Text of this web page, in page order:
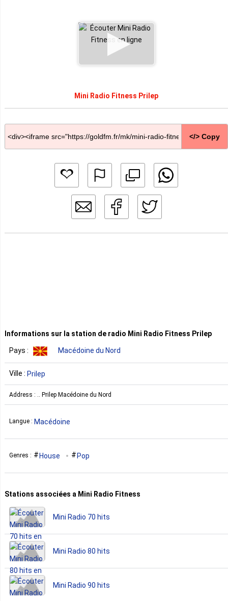
Mini Radio Fitness Prilep
</> Copy
Informations sur la station de radio Mini Radio Fitness Prilep
Pays : Macédoine du Nord
Ville : Prilep
Address : .. Prilep Macédoine du Nord
Langue : Macédoine
Genres : House Pop
Stations associées a Mini Radio Fitness
Mini Radio 70 hits
Mini Radio 80 hits
Mini Radio 90 hits